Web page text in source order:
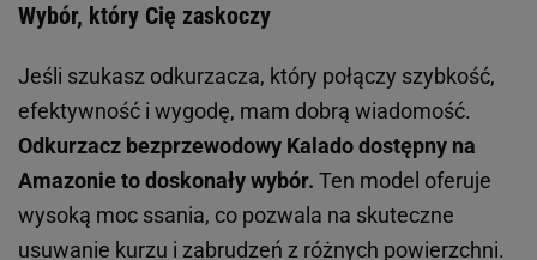
Wybór, który Cię zaskoczy
Jeśli szukasz odkurzacza, który połączy szybkość,
efektywność i wygodę, mam dobrą wiadomość.
Odkurzacz bezprzewodowy Kalado dostępny na
Amazonie to doskonały wybór. Ten model oferuje
wysoką moc ssania, co pozwala na skuteczne
usuwanie kurzu i zabrudzeń z różnych powierzchni.